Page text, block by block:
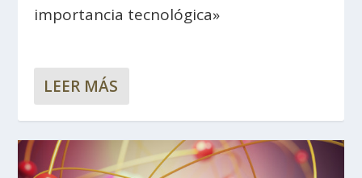
importancia tecnológica»
LEER MÁS